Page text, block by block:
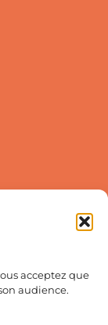
acceptez que
audience.